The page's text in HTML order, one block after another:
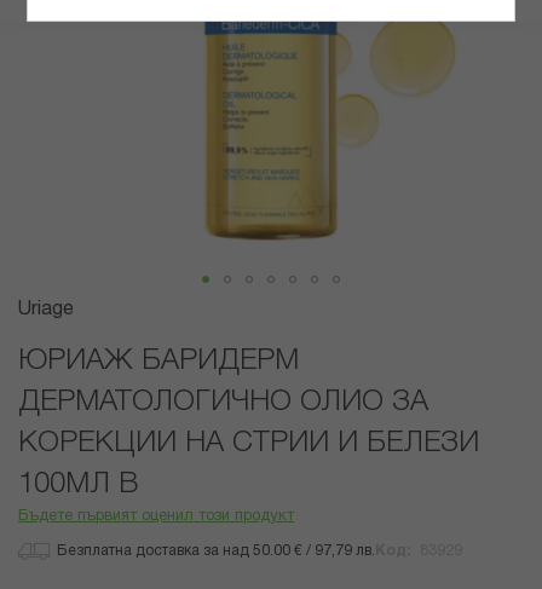
Преминете
началото
галерия
със
снимки
Uriage
ЮРИАЖ БАРИДЕРМ
ДЕРМАТОЛОГИЧНО ОЛИО ЗА
КОРЕКЦИИ НА СТРИИ И БЕЛЕЗИ
100МЛ B
Бъдете първият оценил този продукт
Безплатна доставка за над 50.00 € / 97,79 лв.